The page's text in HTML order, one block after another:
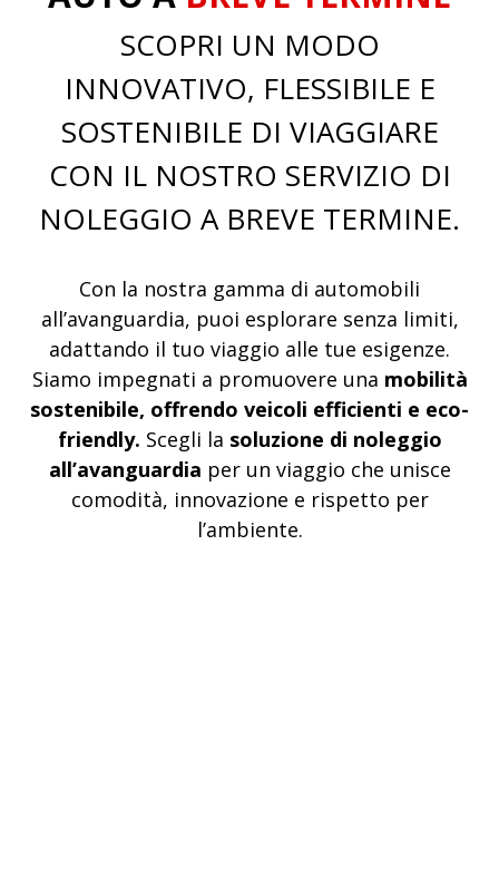
SCOPRI UN MODO
INNOVATIVO, FLESSIBILE E
SOSTENIBILE DI VIAGGIARE
CON IL NOSTRO SERVIZIO DI
NOLEGGIO A BREVE TERMINE.
Con la nostra gamma di automobili
all’avanguardia, puoi esplorare senza limiti,
adattando il tuo viaggio alle tue esigenze.
Siamo impegnati a promuovere una mobilità
sostenibile, offrendo veicoli efficienti e eco-
friendly. Scegli la soluzione di noleggio
all’avanguardia per un viaggio che unisce
comodità, innovazione e rispetto per
l’ambiente.